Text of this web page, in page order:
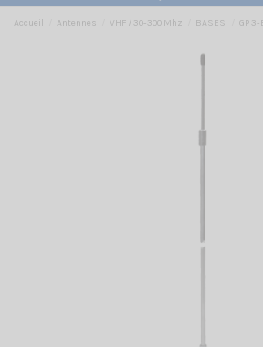
Accueil Antennes VHF / 30-300 Mhz BASES GP 3-